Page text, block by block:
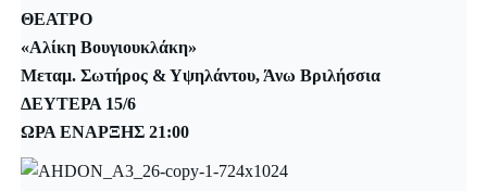
ΘΕΑΤΡΟ
«Αλίκη Βουγιουκλάκη»
Μεταμ. Σωτήρος & Υψηλάντου, Άνω Βριλήσσια
ΔΕΥΤΕΡΑ 15/6
ΩΡΑ ΕΝΑΡΞΗΣ 21:00